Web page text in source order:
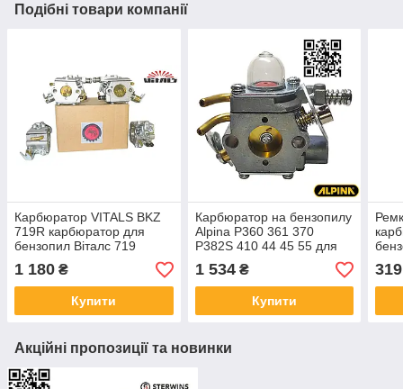
Подібні товари компанії
Карбюратор VITALS BKZ
719R карбюратор для
бензопил Віталс 719
1 180 ₴
Купити
Карбюратор на бензопилу
Alpina P360 361 370
P382S 410 44 45 55 для
Castelgarden XC 36 GGP
Stiga 123054003/2
23054003/2 WT 761-1
1 534₴
Купити
37
GS
319
Акційні пропозиції та новинки